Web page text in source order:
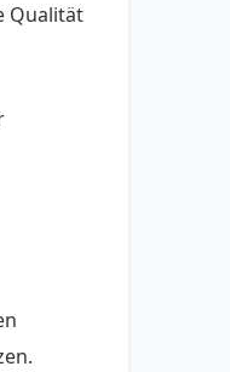
Qualität